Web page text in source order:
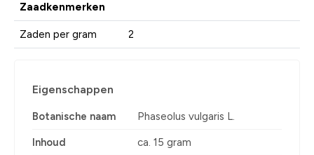
Zaadkenmerken
Zaden per gram 2
Eigenschappen
Botanische naam Phaseolus vulgaris L.
Inhoud ca. 15 gram